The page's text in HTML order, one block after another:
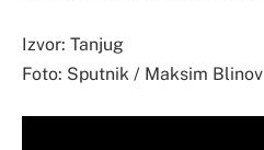
Izvor: Tanjug
Foto: Sputnik / Maksim Blinov